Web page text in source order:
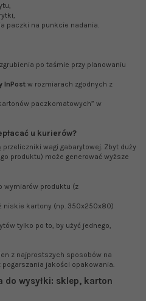
paczki na punkcie nadania.
po taśmie przy planowaniu
InPost w rozmiarach zgodnych z
paczkomatowych” w
u kurierów?
wagi gabarytowej. Zbyt duży
produktu) może generować wyższe
wymiarów produktu (z
niskie kartony (np. 350x250x80)
tylko po to, by użyć jednego,
z najprostszych sposobów na
jakości opakowania.
do wysyłki: sklep, karton